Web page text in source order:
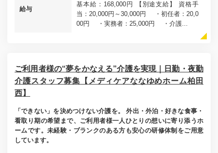
給与
基本給：168,000円 【別途支給】 資格手
当：20,000円～30,000円 ・初任者：20,0
00円 ・実務者：25,000円 ・介護...
ご利用者様の“夢をかなえる”介護を実現｜日勤・夜勤
介護スタッフ募集【メディケアななゆめホーム柏田
西】
「できない」を決めつけない介護を。 外出・外泊・好きな食事・
看取り期の希望まで、ご利用者様一人ひとりの想いに寄り添うホ
ームです。未経験・ブランクのある方も安心の研修体制をご用意
しています。